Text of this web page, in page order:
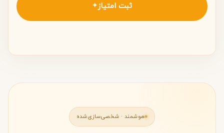
ثبت امتیاز ✦
هوشمند · شخصی‌سازی‌شده